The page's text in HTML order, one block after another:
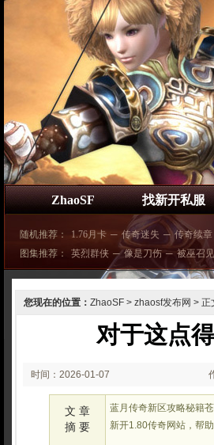
ZhaoSF 找新开私服
随机推荐： 1.76月卡 ─ 传奇迷失 ─ 传奇续章
图集推荐：
英烈群侠 ─ 像是刀伤 ─ 被巫召见
您现在的位置： ZhaoSF > zhaosf发布网 > 正
对于这点
时间：2026-01-07
02:24:27
文 章
摘 要
蓝月传奇新区攻略秘籍
新开1.80传奇网站，帮